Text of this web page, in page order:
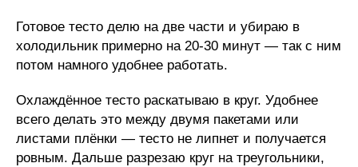
Готовое тесто делю на две части и убираю в
холодильник примерно на 20-30 минут — так с ним
потом намного удобнее работать.
Охлаждённое тесто раскатываю в круг. Удобнее
всего делать это между двумя пакетами или
листами плёнки — тесто не липнет и получается
ровным. Дальше разрезаю круг на треугольники,